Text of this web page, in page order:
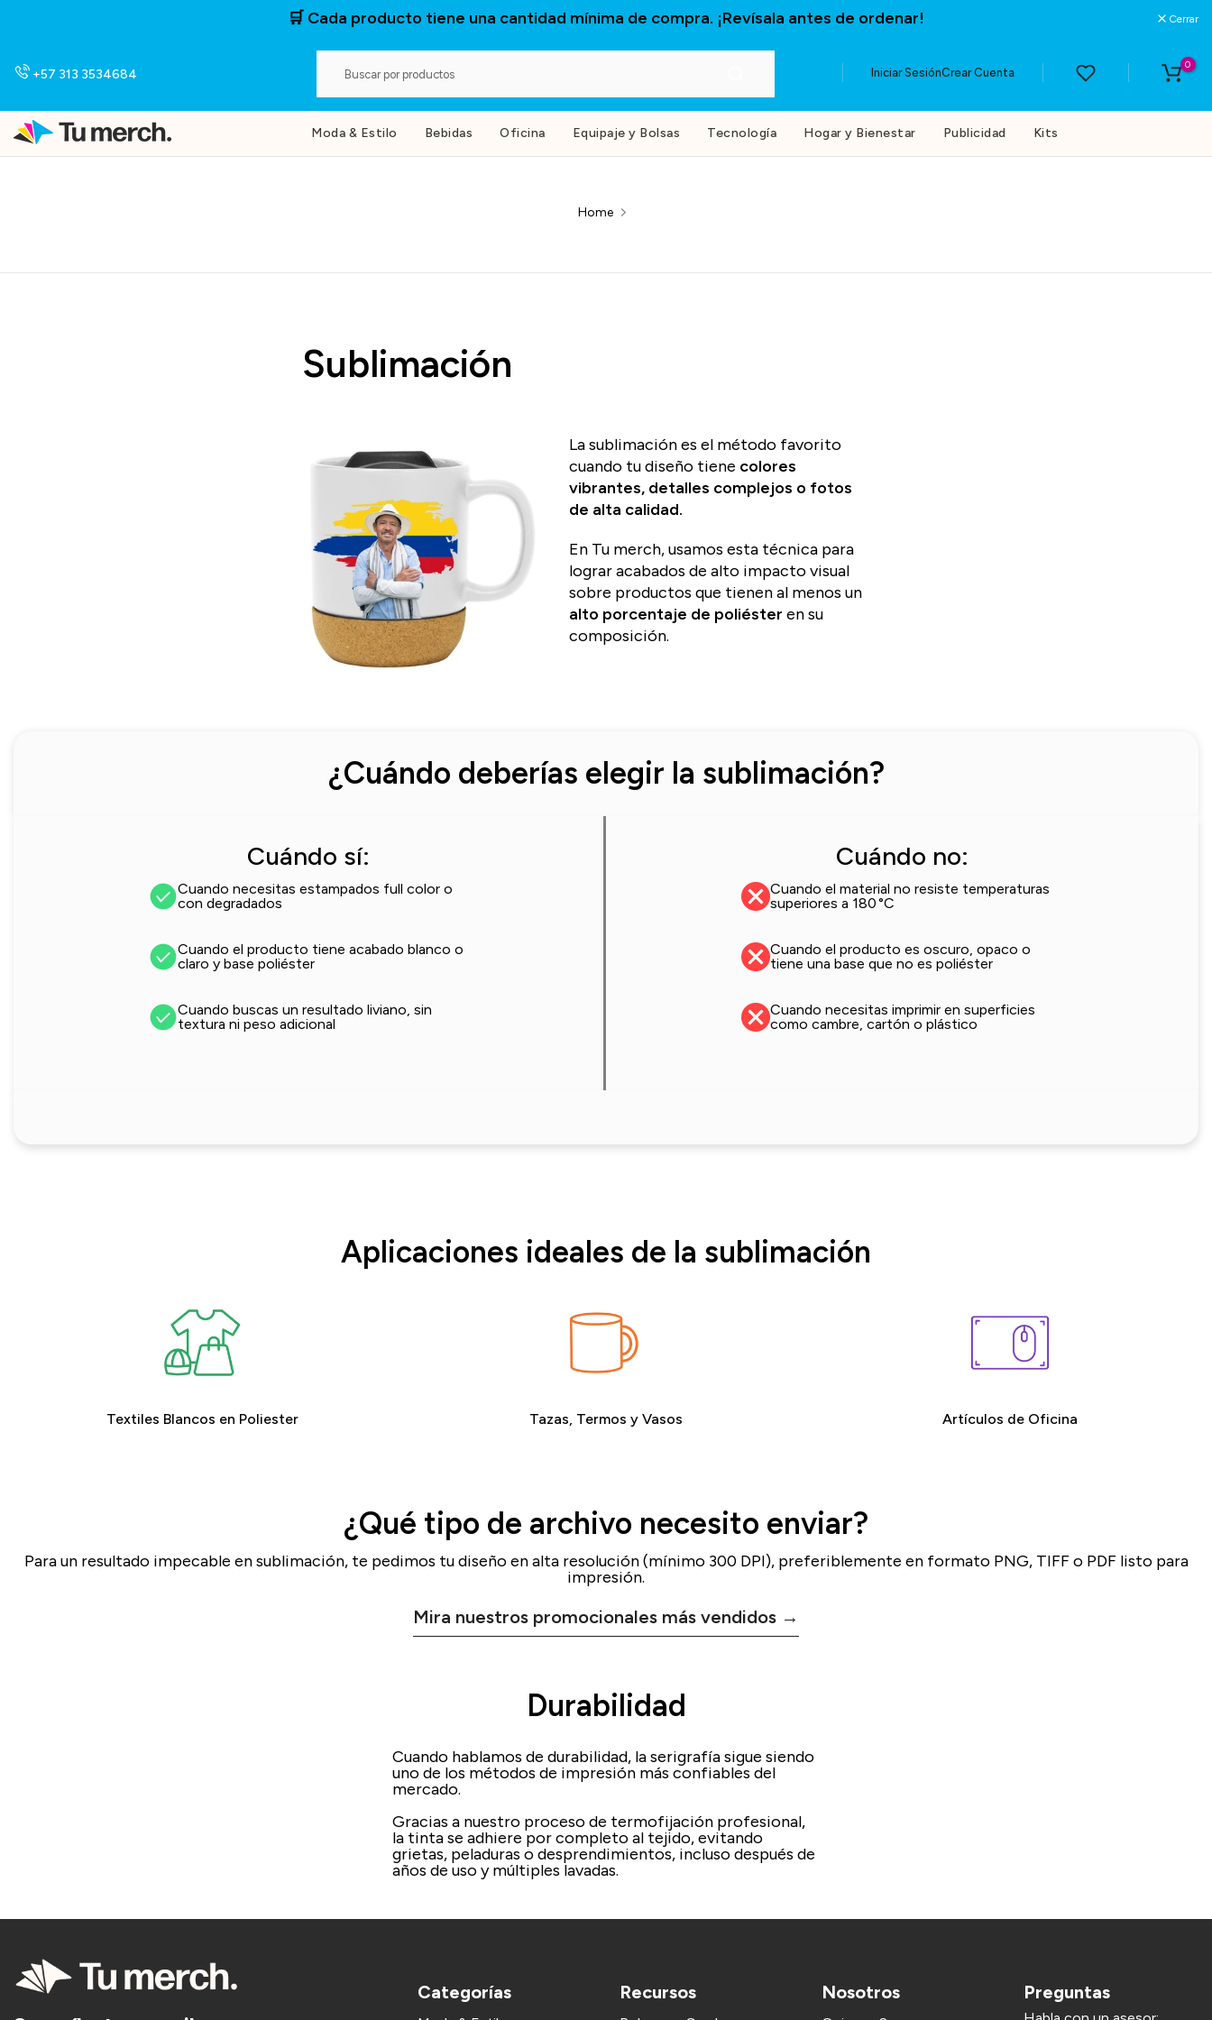
🛒 Cada producto tiene una cantidad mínima de compra. ¡Revísala antes de ordenar! Cerrar
+57 313 3534684 Iniciar SesiónCrear Cuenta
0
Moda & Estilo Bebidas Oficina Equipaje y Bolsas Tecnología Hogar y Bienestar Publicidad Kits
Home
Sublimación
La sublimación es el método favorito
cuando tu diseño tiene colores
vibrantes, detalles complejos o fotos
de alta calidad.
​En Tu merch, usamos esta técnica para
lograr acabados de alto impacto visual
sobre productos que tienen al menos un
alto porcentaje de poliéster en su
composición.
¿Cuándo deberías elegir la sublimación?
Cuándo sí:
Cuando necesitas estampados full color o
con degradados
Cuando el producto tiene acabado blanco o
claro y base poliéster
Cuando buscas un resultado liviano, sin
textura ni peso adicional
Cuándo no:
Cuando el material no resiste temperaturas
superiores a 180 °C
Cuando el producto es oscuro, opaco o
tiene una base que no es poliéster
Cuando necesitas imprimir en superficies
como cambre, cartón o plástico
Aplicaciones ideales de la sublimación
Textiles Blancos en Poliester Tazas, Termos y Vasos Artículos de ​Oficina
¿Qué tipo de archivo necesito enviar?
Para un resultado impecable en sublimación, te pedimos tu diseño en alta resolución (mínimo 300 DPI), preferiblemente en formato PNG, TIFF o PDF listo para
impresión.
Mira nuestros promocionales más vendidos →
Durabilidad
Cuando hablamos de durabilidad, la serigrafía sigue siendo
uno de los métodos de impresión más confiables del
mercado.​
​ Gracias a nuestro proceso de termofijación profesional,
la tinta se adhiere por completo al tejido, evitando
grietas, peladuras o desprendimientos, incluso después de
años de uso y múltiples lavadas.
Categorías Recursos Nosotros Preguntas